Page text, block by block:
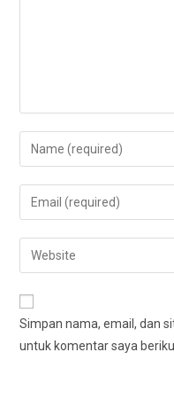
Simpan nama, email, dan
untuk komentar saya